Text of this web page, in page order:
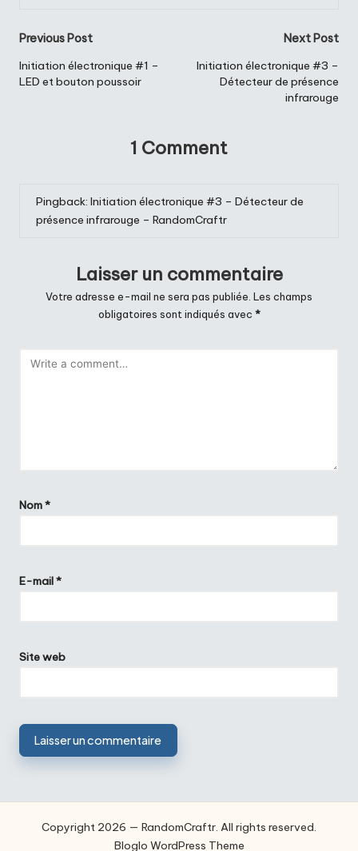
Post
navigation
Previous Post
Initiation électronique #1 –
LED et bouton poussoir
Next Post
Initiation électronique #3 –
Détecteur de présence
infrarouge
1 Comment
Pingback: Initiation électronique #3 – Détecteur de
présence infrarouge – RandomCraftr
Laisser un commentaire
Votre adresse e-mail ne sera pas publiée. Les champs
obligatoires sont indiqués avec *
Nom*
E-mail*
Site web
Copyright 2026 — RandomCraftr. All rights reserved.
Bloglo WordPress Theme